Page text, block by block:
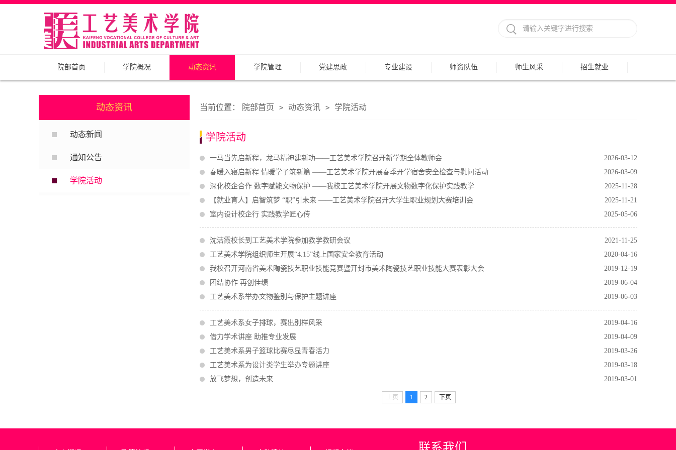
院部首页 学院概况 动态资讯 学院管理 党建思政 专业建设 师资队伍 师生风采 招生就业
动态资讯
动态新闻
通知公告
学院活动
当前位置： 院部首页 > 动态资讯 > 学院活动
学院活动
2026-03-12
一马当先启新程，龙马精神建新功——工艺美术学院召开新学期全体教师会
2026-03-09
春暖入寝启新程 情暖学子筑新篇 ——工艺美术学院开展春季开学宿舍安全检查与慰问活动
2025-11-28
深化校企合作 数字赋能文物保护 ——我校工艺美术学院开展文物数字化保护实践教学
2025-11-21
【就业育人】启智筑梦 “职”引未来 ——工艺美术学院召开大学生职业规划大赛培训会
2025-05-06
室内设计校企行 实践教学匠心传
2021-11-25
沈洁霞校长到工艺美术学院参加教学教研会议
2020-04-16
工艺美术学院组织师生开展“4.15”线上国家安全教育活动
2019-12-19
我校召开河南省美术陶瓷技艺职业技能竞赛暨开封市美术陶瓷技艺职业技能大赛表彰大会
2019-06-04
团结协作 再创佳绩
2019-06-03
工艺美术系举办文物鉴别与保护主题讲座
2019-04-16
工艺美术系女子排球，赛出别样风采
2019-04-09
借力学术讲座 助推专业发展
2019-03-26
工艺美术系男子篮球比赛尽显青春活力
2019-03-18
工艺美术系为设计类学生举办专题讲座
2019-03-01
放飞梦想，创造未来
上页 1 2 下页